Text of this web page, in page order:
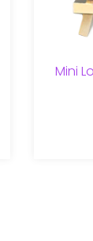
Mini